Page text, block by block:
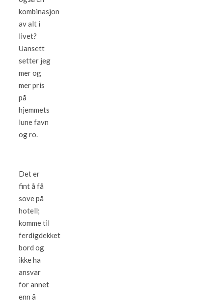
kombinasjon
av alt i
livet?
Uansett
setter jeg
mer og
mer pris
på
hjemmets
lune favn
og ro.
Det er
fint å få
sove på
hotell;
komme til
ferdigdekket
bord og
ikke ha
ansvar
for annet
enn å